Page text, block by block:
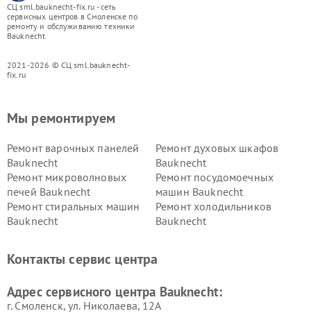
СЦ sml.bauknecht-fix.ru - сеть
сервисных центров в Смоленске по
ремонту и обслуживанию техники
Bauknecht
2021-2026 © СЦ sml.bauknecht-
fix.ru
Мы ремонтируем
Ремонт варочных панелей
Bauknecht
Ремонт духовых шкафов
Bauknecht
Ремонт микроволновых
печей Bauknecht
Ремонт посудомоечных
машин Bauknecht
Ремонт стиральных машин
Bauknecht
Ремонт холодильников
Bauknecht
Контакты сервис центра
Адрес сервисного центра Bauknecht:
г. Смоленск, ул. Николаева, 12А